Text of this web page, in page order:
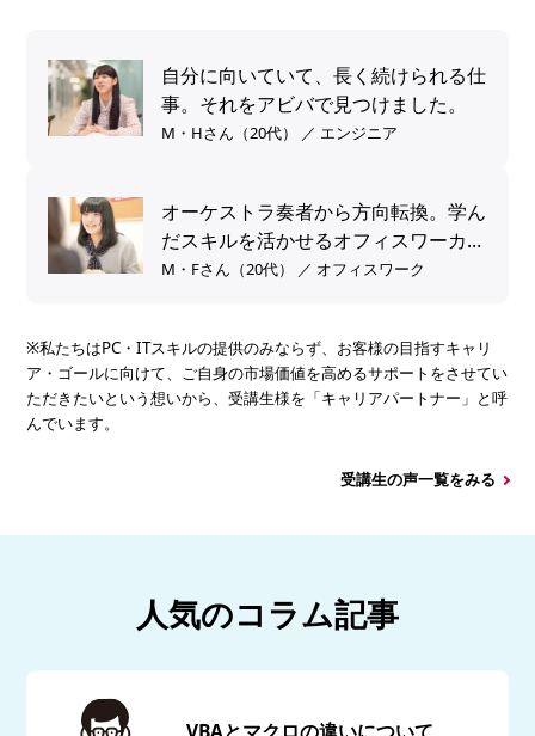
自分に向いていて、長く続けられる仕
事。それをアビバで見つけました。
M・Hさん（20代） ／ エンジニア
オーケストラ奏者から方向転換。学ん
だスキルを活かせるオフィスワーカー
へ。
M・Fさん（20代） ／ オフィスワーク
※私たちはPC・ITスキルの提供のみならず、お客様の目指すキャリ
ア・ゴールに向けて、ご自身の市場価値を高めるサポートをさせてい
ただきたいという想いから、受講生様を「キャリアパートナー」と呼
んでいます。
受講生の声一覧をみる
人気のコラム記事